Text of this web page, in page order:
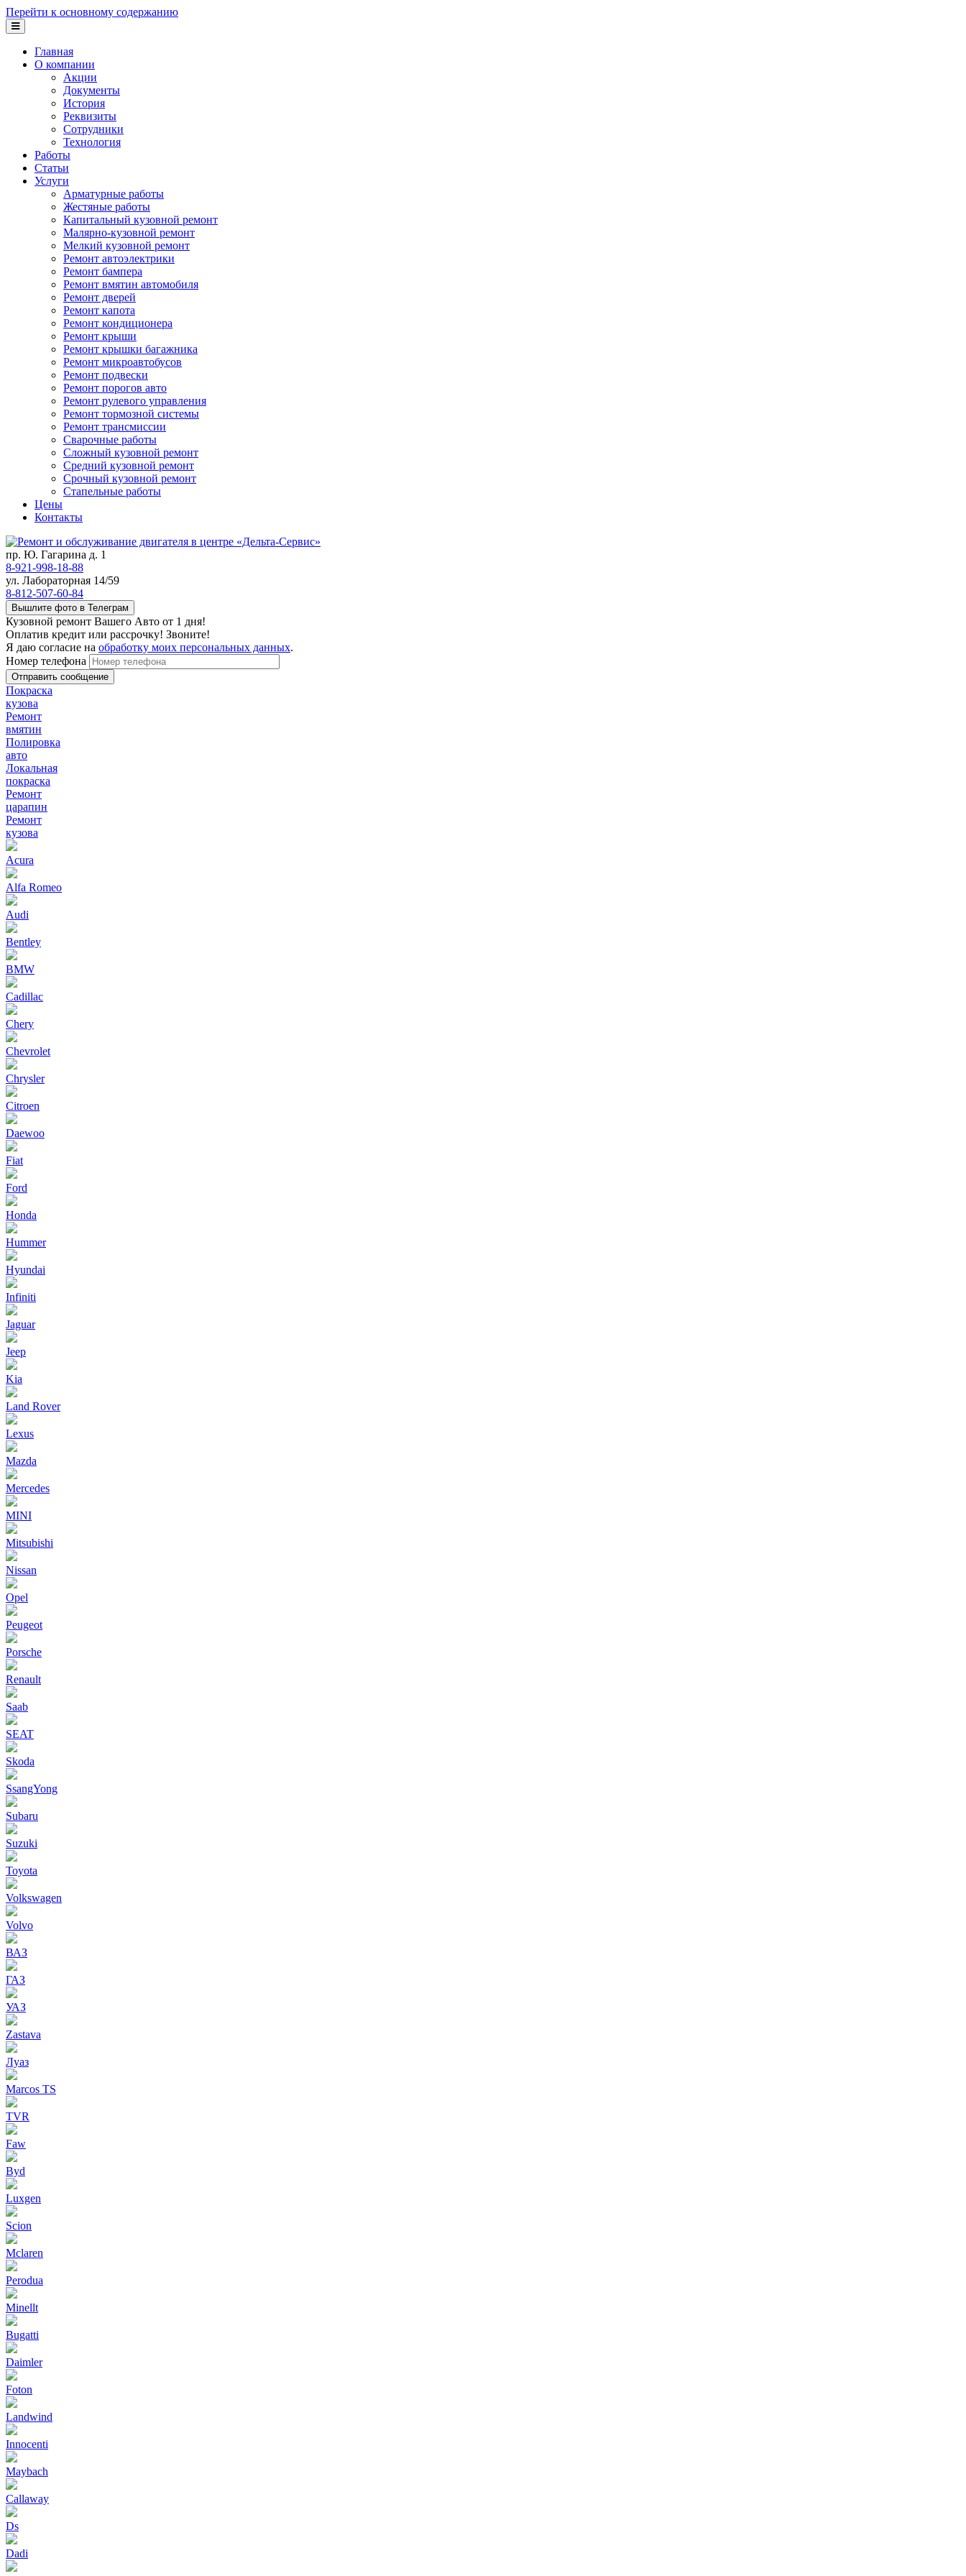
Перейти к основному содержанию
Главная
О компании
Акции
Документы
История
Реквизиты
Сотрудники
Технология
Работы
Статьи
Услуги
Арматурные работы
Жестяные работы
Капитальный кузовной ремонт
Малярно-кузовной ремонт
Мелкий кузовной ремонт
Ремонт автоэлектрики
Ремонт бампера
Ремонт вмятин автомобиля
Ремонт дверей
Ремонт капота
Ремонт кондиционера
Ремонт крыши
Ремонт крышки багажника
Ремонт микроавтобусов
Ремонт подвески
Ремонт порогов авто
Ремонт рулевого управления
Ремонт тормозной системы
Ремонт трансмиссии
Сварочные работы
Сложный кузовной ремонт
Средний кузовной ремонт
Срочный кузовной ремонт
Стапельные работы
Цены
Контакты
пр. Ю. Гагарина д. 1
8-921-998-18-88
ул. Лабораторная 14/59
8-812-507-60-84
Вышлите фото в Телеграм
Кузовной ремонт Вашего Авто от 1 дня!
Оплатив кредит или рассрочку! Звоните!
Я даю согласие на обработку моих персональных данных.
Номер телефона
Покраска
кузова
Ремонт
вмятин
Полировка
авто
Локальная
покраска
Ремонт
царапин
Ремонт
кузова
Acura
Alfa Romeo
Audi
Bentley
BMW
Cadillac
Chery
Chevrolet
Chrysler
Citroen
Daewoo
Fiat
Ford
Honda
Hummer
Hyundai
Infiniti
Jaguar
Jeep
Kia
Land Rover
Lexus
Mazda
Mercedes
MINI
Mitsubishi
Nissan
Opel
Peugeot
Porsche
Renault
Saab
SEAT
Skoda
SsangYong
Subaru
Suzuki
Toyota
Volkswagen
Volvo
ВАЗ
ГАЗ
УАЗ
Zastava
Луаз
Marcos TS
TVR
Faw
Byd
Luxgen
Scion
Mclaren
Perodua
Minellt
Bugatti
Daimler
Foton
Landwind
Innocenti
Maybach
Callaway
Ds
Dadi